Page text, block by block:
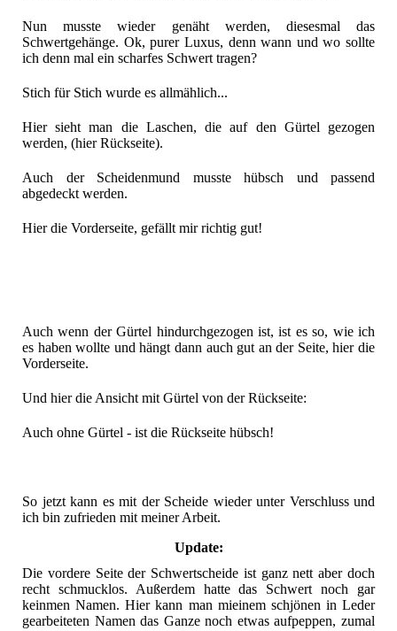
Nun musste wieder genäht werden, diesesmal das
Schwertgehänge. Ok, purer Luxus, denn wann und wo sollte
ich denn mal ein scharfes Schwert tragen?
Stich für Stich wurde es allmählich...
Hier sieht man die Laschen, die auf den Gürtel gezogen
werden, (hier Rückseite).
Auch der Scheidenmund musste hübsch und passend
abgedeckt werden.
Hier die Vorderseite, gefällt mir richtig gut!
Auch wenn der Gürtel hindurchgezogen ist, ist es so, wie ich
es haben wollte und hängt dann auch gut an der Seite, hier die
Vorderseite.
Und hier die Ansicht mit Gürtel von der Rückseite:
Auch ohne Gürtel - ist die Rückseite hübsch!
So jetzt kann es mit der Scheide wieder unter Verschluss und
ich bin zufrieden mit meiner Arbeit.
Update:
Die vordere Seite der Schwertscheide ist ganz nett aber doch
recht schmucklos. Außerdem hatte das Schwert noch gar
keinmen Namen. Hier kann man mieinem schjönen in Leder
gearbeiteten Namen das Ganze noch etwas aufpeppen, zumal